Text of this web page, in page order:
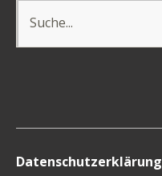
Datenschutzerklärung